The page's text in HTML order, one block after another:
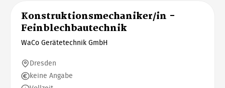
Konstruktionsmechaniker/in -
Feinblechbautechnik
WaCo Gerätetechnik GmbH
Dresden
keine Angabe